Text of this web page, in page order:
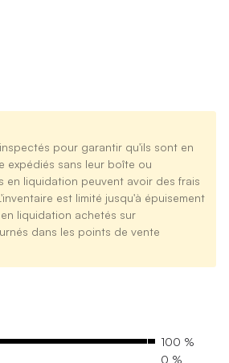
pour garantir qu'ils sont en
expédiés sans leur boîte ou
en liquidation peuvent avoir des frais
est limité jusqu'à épuisement
liquidation achetés sur
dans les points de vente
100 %
0 %